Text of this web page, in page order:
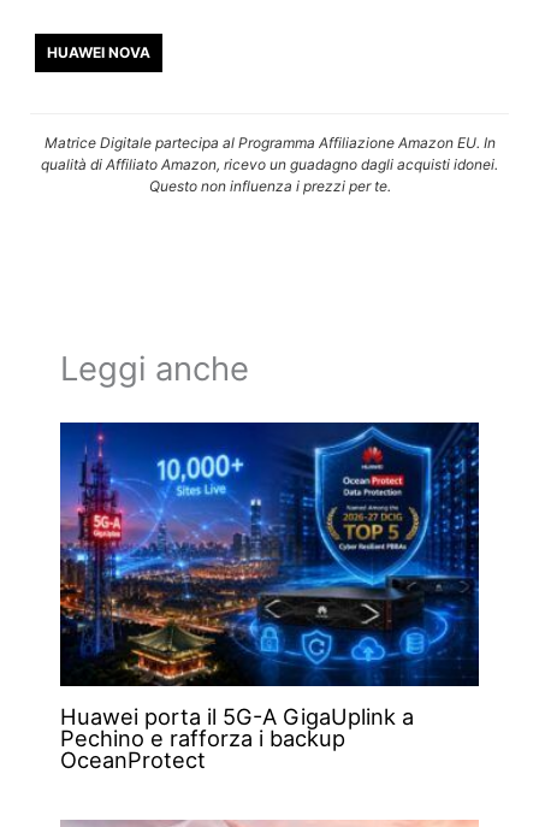
HUAWEI NOVA
Matrice Digitale partecipa al Programma Affiliazione Amazon EU. In
qualità di Affiliato Amazon, ricevo un guadagno dagli acquisti idonei.
Questo non influenza i prezzi per te.
Leggi anche
Huawei porta il 5G-A GigaUplink a
Pechino e rafforza i backup
OceanProtect